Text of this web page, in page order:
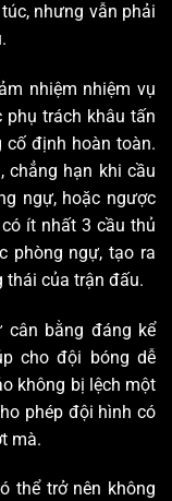
nhưng vẫn phải
nhiệm nhiệm vụ
trách khâu tấn
cố định hoàn toàn.
chẳng hạn khi cầu
ngự, hoặc ngược
ít nhất 3 cầu thủ
phòng ngự, tạo ra
thái của trận đấu.
bằng đáng kể
cho đội bóng dễ
không bị lệch một
phép đội hình có
mà.
thể trở nên không